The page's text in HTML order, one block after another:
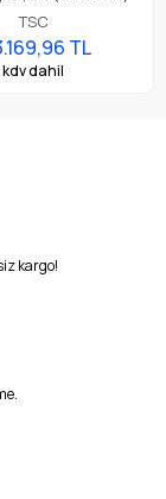
TSC
TL
kdv dahil
kargo!